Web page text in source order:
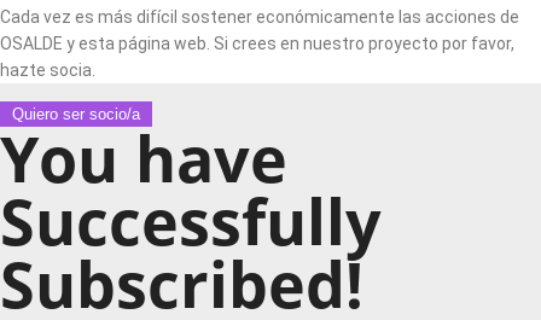
Cada vez es más difícil sostener económicamente las acciones de
OSALDE y esta página web. Si crees en nuestro proyecto por favor,
hazte socia.
Quiero ser socio/a
You have
Successfully
Subscribed!